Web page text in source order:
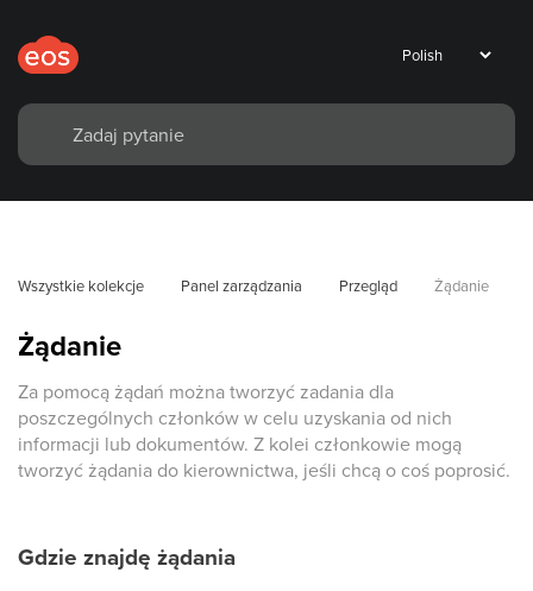
Wszystkie kolekcje Panel zarządzania Przegląd Żądanie
Żądanie
Za pomocą żądań można tworzyć zadania dla
poszczególnych członków w celu uzyskania od nich
informacji lub dokumentów. Z kolei członkowie mogą
tworzyć żądania do kierownictwa, jeśli chcą o coś poprosić.
Gdzie znajdę żądania